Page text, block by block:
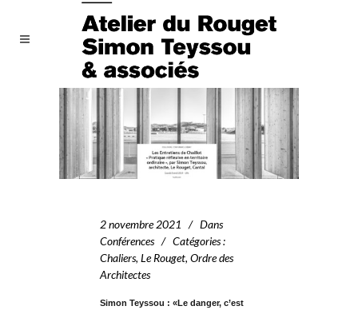
2 novembre 2021
Dans
Conférences
Catégories:
Chaliers, Le Rouget, Ordre des
Architectes
Simon Teyssou : «Le danger, c’est